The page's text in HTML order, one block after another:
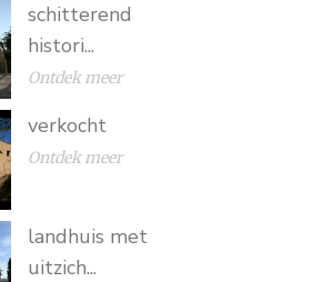
schitterend
histori...
Ontdek meer
verkocht
Ontdek meer
landhuis met
uitzich...